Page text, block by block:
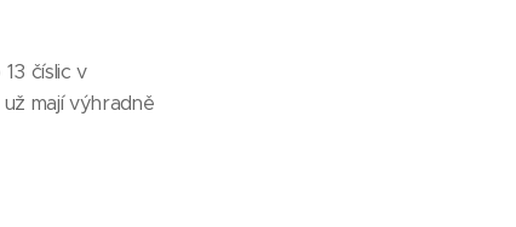
číslic v
mají výhradně